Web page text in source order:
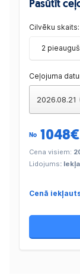
Pasūtīt
Cilvēku skaits:
2
Ceļojuma
No 1048€
Cena visiem:
Lidojums:
Cenā